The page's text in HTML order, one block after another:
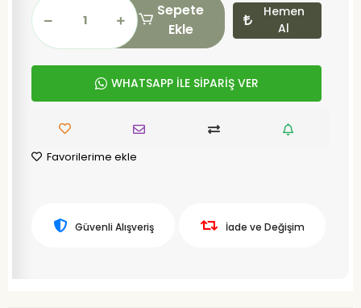
Sepete
Ekle
Hemen
Al
WHATSAPP İLE SİPARİŞ VER
Favorilerime ekle
Güvenli Alışveriş İade ve Değişim